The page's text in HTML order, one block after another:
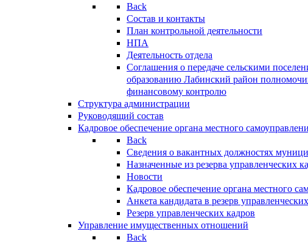
Back
Состав и контакты
План контрольной деятельности
НПА
Деятельность отдела
Соглашения о передаче сельскими
образованию Лабинский район
финансовому контролю
Структура администрации
Руководящий состав
Кадровое обеспечение органа местного
Back
Сведения о вакантных должностях
Назначенные из резерва управленческих
Новости
Кадровое обеспечение органа местного
Анкета кандидата в резерв
Резерв управленческих кадров
Управление имущественных отношений
Back